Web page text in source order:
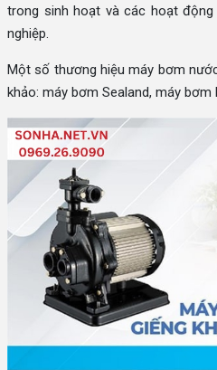
trong sinh hoạt và các hoạt
nghiệp.
Một số thương hiệu máy bơm
khảo: máy bơm Sealand, máy bơm